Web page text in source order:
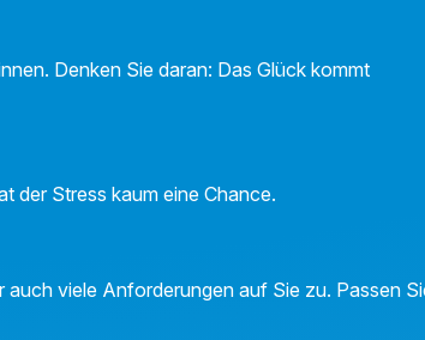
Denken Sie daran: Das Glück kommt
der Stress kaum eine Chance.
auch viele Anforderungen auf Sie zu. Passen